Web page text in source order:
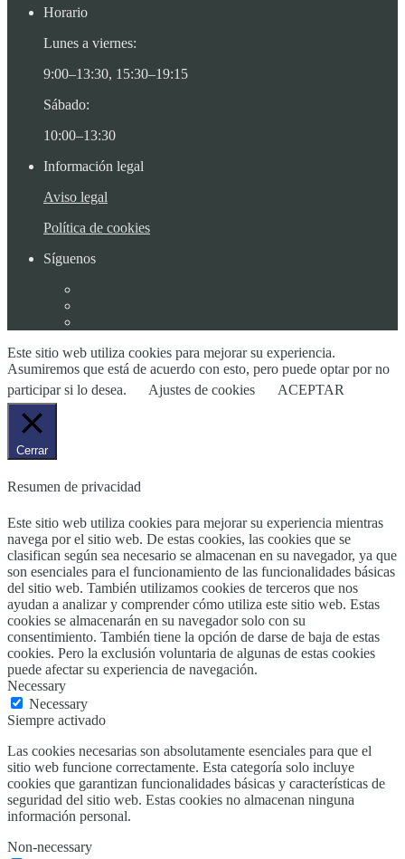
Horario
Lunes a viernes:
9:00–13:30, 15:30–19:15
Sábado:
10:00–13:30
Información legal
Aviso legal
Política de cookies
Síguenos
Este sitio web utiliza cookies para mejorar su experiencia.
Asumiremos que está de acuerdo con esto, pero puede optar por no
participar si lo desea.
Ajustes de cookies ACEPTAR
Cerrar
Resumen de privacidad
Este sitio web utiliza cookies para mejorar su experiencia mientras
navega por el sitio web. De estas cookies, las cookies que se
clasifican según sea necesario se almacenan en su navegador, ya que
son esenciales para el funcionamiento de las funcionalidades básicas
del sitio web. También utilizamos cookies de terceros que nos
ayudan a analizar y comprender cómo utiliza este sitio web. Estas
cookies se almacenarán en su navegador solo con su
consentimiento. También tiene la opción de darse de baja de estas
cookies. Pero la exclusión voluntaria de algunas de estas cookies
puede afectar su experiencia de navegación.
Necessary
Necessary
Siempre activado
Las cookies necesarias son absolutamente esenciales para que el
sitio web funcione correctamente. Esta categoría solo incluye
cookies que garantizan funcionalidades básicas y características de
seguridad del sitio web. Estas cookies no almacenan ninguna
información personal.
Non-necessary